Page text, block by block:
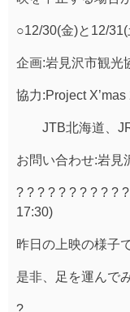
○12/30(金)と12/31(
企画:岩見沢市観光
協力:Project X’mas
JTB北海道、JR
お問い合わせ:岩
? ? ? ? ? ? ? ? ? ?
17:30)
昨日の上映の様子
是非、足を運んで
?